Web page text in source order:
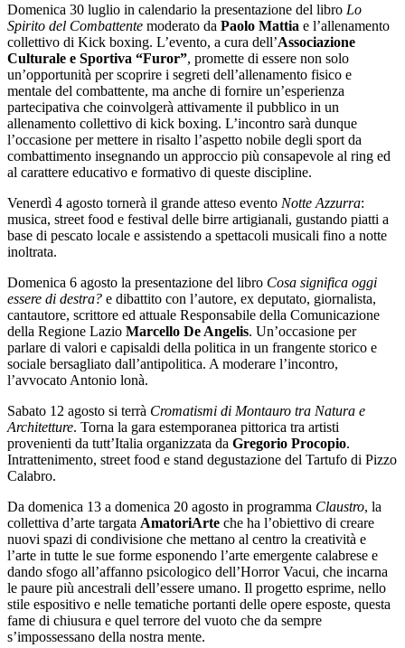
Domenica 30 luglio in calendario la presentazione del libro Lo
Spirito del Combattente moderato da Paolo Mattia e l’allenamento
collettivo di Kick boxing. L’evento, a cura dell’Associazione
Culturale e Sportiva “Furor”, promette di essere non solo
un’opportunità per scoprire i segreti dell’allenamento fisico e
mentale del combattente, ma anche di fornire un’esperienza
partecipativa che coinvolgerà attivamente il pubblico in un
allenamento collettivo di kick boxing. L’incontro sarà dunque
l’occasione per mettere in risalto l’aspetto nobile degli sport da
combattimento insegnando un approccio più consapevole al ring ed
al carattere educativo e formativo di queste discipline.
Venerdì 4 agosto tornerà il grande atteso evento Notte Azzurra:
musica, street food e festival delle birre artigianali, gustando piatti a
base di pescato locale e assistendo a spettacoli musicali fino a notte
inoltrata.
Domenica 6 agosto la presentazione del libro Cosa significa oggi
essere di destra? e dibattito con l’autore, ex deputato, giornalista,
cantautore, scrittore ed attuale Responsabile della Comunicazione
della Regione Lazio Marcello De Angelis. Un’occasione per
parlare di valori e capisaldi della politica in un frangente storico e
sociale bersagliato dall’antipolitica. A moderare l’incontro,
l’avvocato Antonio lonà.
Sabato 12 agosto si terrà Cromatismi di Montauro tra Natura e
Architetture. Torna la gara estemporanea pittorica tra artisti
provenienti da tutt’Italia organizzata da Gregorio Procopio.
Intrattenimento, street food e stand degustazione del Tartufo di Pizzo
Calabro.
Da domenica 13 a domenica 20 agosto in programma Claustro, la
collettiva d’arte targata AmatoriArte che ha l’obiettivo di creare
nuovi spazi di condivisione che mettano al centro la creatività e
l’arte in tutte le sue forme esponendo l’arte emergente calabrese e
dando sfogo all’affanno psicologico dell’Horror Vacui, che incarna
le paure più ancestrali dell’essere umano. Il progetto esprime, nello
stile espositivo e nelle tematiche portanti delle opere esposte, questa
fame di chiusura e quel terrore del vuoto che da sempre
s’impossessano della nostra mente.